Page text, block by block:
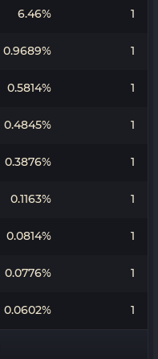
6.46% 1
0.9689% 1
0.5814% 1
0.4845% 1
0.3876% 1
0.1163% 1
0.0814% 1
0.0776% 1
0.0602% 1